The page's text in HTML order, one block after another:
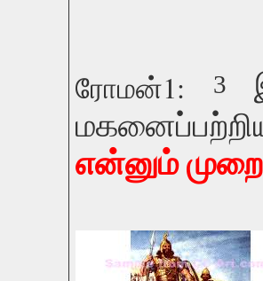
ரோமன்1: 3
என்னும்